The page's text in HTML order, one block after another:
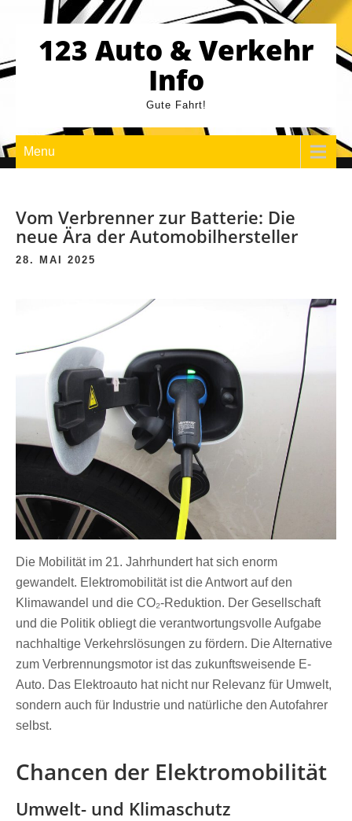
content123 Auto & Verkehr
Info
Gute Fahrt!
Menu
Vom Verbrenner zur Batterie: Die
neue Ära der Automobilhersteller
28. MAI 2025
Die Mobilität im 21. Jahrhundert hat sich enorm
gewandelt. Elektromobilität ist die Antwort auf den
Klimawandel und die CO₂-Reduktion. Der Gesellschaft
und die Politik obliegt die verantwortungsvolle Aufgabe
nachhaltige Verkehrslösungen zu fördern. Die Alternative
zum Verbrennungsmotor ist das zukunftsweisende E-
Auto. Das Elektroauto hat nicht nur Relevanz für Umwelt,
sondern auch für Industrie und natürliche den Autofahrer
selbst.
Chancen der Elektromobilität
Umwelt- und Klimaschutz